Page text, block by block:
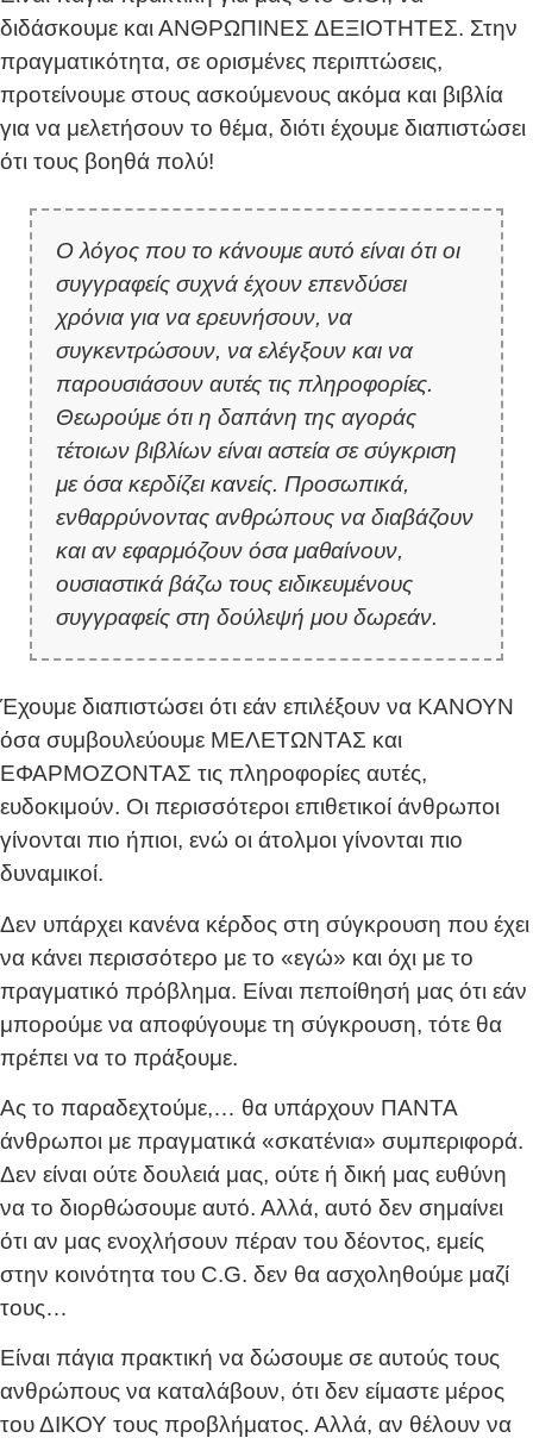
διδάσκουμε και ΑΝΘΡΩΠΙΝΕΣ ΔΕΞΙΟΤΗΤΕΣ. Στην
πραγματικότητα, σε ορισμένες περιπτώσεις,
προτείνουμε στους ασκούμενους ακόμα και βιβλία
για να μελετήσουν το θέμα, διότι έχουμε διαπιστώσει
ότι τους βοηθά πολύ!
Ο λόγος που το κάνουμε αυτό είναι ότι οι
συγγραφείς συχνά έχουν επενδύσει
χρόνια για να ερευνήσουν, να
συγκεντρώσουν, να ελέγξουν και να
παρουσιάσουν αυτές τις πληροφορίες.
Θεωρούμε ότι η δαπάνη της αγοράς
τέτοιων βιβλίων είναι αστεία σε σύγκριση
με όσα κερδίζει κανείς. Προσωπικά,
ενθαρρύνοντας ανθρώπους να διαβάζουν
και αν εφαρμόζουν όσα μαθαίνουν,
ουσιαστικά βάζω τους ειδικευμένους
συγγραφείς στη δούλεψή μου δωρεάν.
Έχουμε διαπιστώσει ότι εάν επιλέξουν να ΚΑΝΟΥΝ
όσα συμβουλεύουμε ΜΕΛΕΤΩΝΤΑΣ και
ΕΦΑΡΜΟΖΟΝΤΑΣ τις πληροφορίες αυτές,
ευδοκιμούν. Οι περισσότεροι επιθετικοί άνθρωποι
γίνονται πιο ήπιοι, ενώ οι άτολμοι γίνονται πιο
δυναμικοί.
Δεν υπάρχει κανένα κέρδος στη σύγκρουση που έχει
να κάνει περισσότερο με το «εγώ» και όχι με το
πραγματικό πρόβλημα. Είναι πεποίθησή μας ότι εάν
μπορούμε να αποφύγουμε τη σύγκρουση, τότε θα
πρέπει να το πράξουμε.
Ας το παραδεχτούμε,… θα υπάρχουν ΠΑΝΤΑ
άνθρωποι με πραγματικά «σκατένια» συμπεριφορά.
Δεν είναι ούτε δουλειά μας, ούτε ή δική μας ευθύνη
να το διορθώσουμε αυτό. Αλλά, αυτό δεν σημαίνει
ότι αν μας ενοχλήσουν πέραν του δέοντος, εμείς
στην κοινότητα του C.G. δεν θα ασχοληθούμε μαζί
τους…
Είναι πάγια πρακτική να δώσουμε σε αυτούς τους
ανθρώπους να καταλάβουν, ότι δεν είμαστε μέρος
του ΔΙΚΟΥ τους προβλήματος. Αλλά, αν θέλουν να